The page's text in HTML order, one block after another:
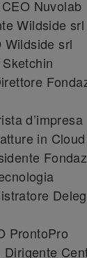
Nuvolab
Wildside srl
Wildside srl
d’impresa
in Cloud
ProntoPro